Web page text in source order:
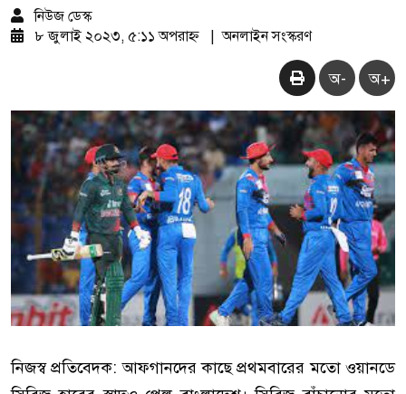
নিউজ ডেস্ক
৮ জুলাই ২০২৩, ৫:১১ অপরাহ্ন
অনলাইন সংস্করণ
অ- অ+
নিজস্ব প্রতিবেদক: আফগানদের কাছে প্রথমবারের মতো ওয়ানডে